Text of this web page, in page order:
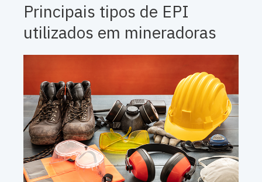
Principais tipos de EPI
utilizados em mineradoras